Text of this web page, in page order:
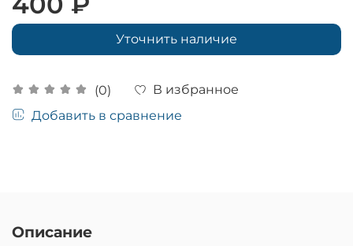
(0)
В избранное
Добавить в сравнение
Уточнить наличие
Описание